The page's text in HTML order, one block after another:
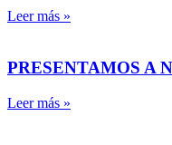
Leer más »
PRESENTAMOS A
Leer más »